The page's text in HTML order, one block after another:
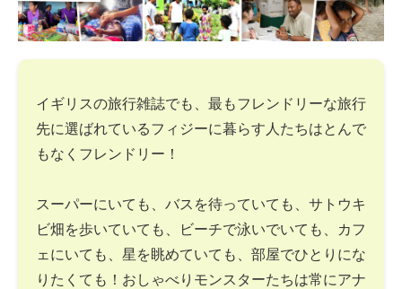
イギリスの旅行雑誌でも、最もフレンドリーな旅行
先に選ばれているフィジーに暮らす人たちはとんで
もなくフレンドリー！
スーパーにいても、バスを待っていても、サトウキ
ビ畑を歩いていても、ビーチで泳いでいても、カフ
ェにいても、星を眺めていても、部屋でひとりにな
りたくても！おしゃべりモンスターたちは常にアナ